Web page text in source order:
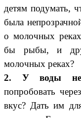
детям подумать,
была
о молочных
бы рыбы, и
молочных реках?
2. У воды
попробовать
вкус? Дать им